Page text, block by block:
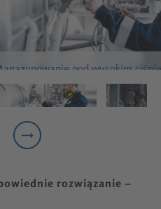
pod wysokim
rozwiązanie –